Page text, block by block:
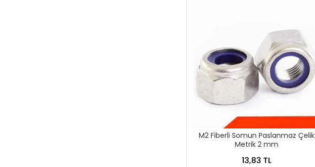
M2 Fiberli Somun Paslanmaz Çelik
Metrik 2 mm
13,83 TL